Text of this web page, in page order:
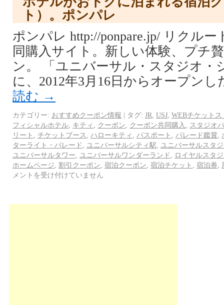
ト）。ポンパレ
ポンパレ http://ponpare.jp/ リクル
同購入サイト。新しい体験、プチ
ン。 「ユニバーサル・スタジオ・
に、2012年3月16日からオープン
読む →
カテゴリー: おすすめクーポン情報 | タグ: JR USJ WEBチケットス
フィシャルホテル キティ クーポン クーポン共同購入
スタジオ
リート
チケットブース ハローキティ パスポート パレード鑑賞
ターライト・パレード
ユニバーサルシティ駅
ユニバーサルスタ
ユニバーサルタワー
ユニバーサルワンダーランド
ロイヤルスタ
ホームページ 割引クーポン 宿泊クーポン 宿泊チケット 宿泊券
メントを受け付けていません